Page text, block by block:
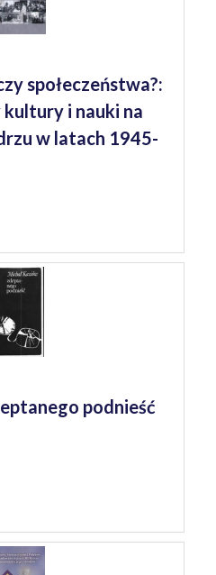
społeczeństwa?:
i nauki na
w latach 1945-
podnieść